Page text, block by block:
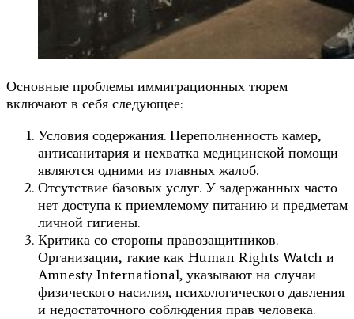
Основные проблемы иммиграционных тюрем
включают в себя следующее:
Условия содержания. Переполненность камер,
антисанитария и нехватка медицинской помощи
являются одними из главных жалоб.
Отсутствие базовых услуг. У задержанных часто
нет доступа к приемлемому питанию и предметам
личной гигиены.
Критика со стороны правозащитников.
Организации, такие как Human Rights Watch и
Amnesty International, указывают на случаи
физического насилия, психологического давления
и недостаточного соблюдения прав человека.